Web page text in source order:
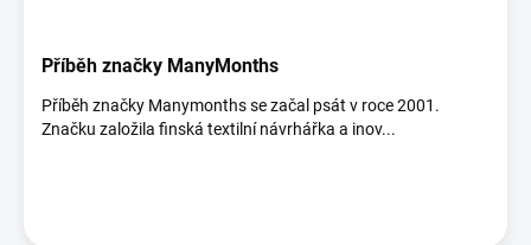
Příběh značky ManyMonths
Příběh značky Manymonths se začal psát v roce 2001.
Značku založila finská textilní návrhářka a inov...